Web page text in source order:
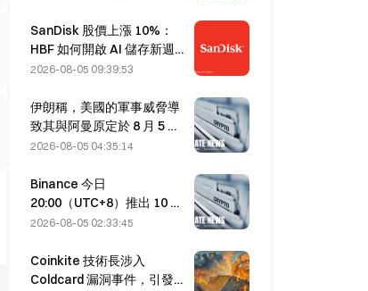
SanDisk 股價上漲 10%：
HBF 如何開啟 AI 儲存新週
期，財報能否驗證成長邏
2026-08-05 09:39:53
伊朗稱，美國的軍事威脅導
致其與阿曼原定於 8 月 5 日
達成的荷莫茲海峽協議延
2026-08-05 04:35:14
Binance 今日
20:00（UTC+8）推出 10 個
bStocks 交易對，掛單手續
2026-08-05 02:33:45
Coinkite 技術長涉入
Coldcard 漏洞事件，引發四